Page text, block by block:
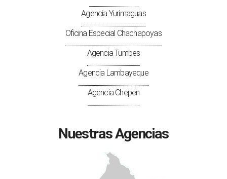
Agencia Yurimaguas
Oficina Especial Chachapoyas
Agencia Tumbes
Agencia Lambayeque
Agencia Chepen
Nuestras Agencias